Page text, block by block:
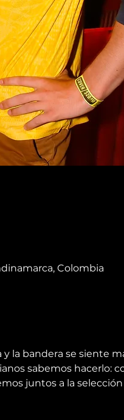
Colombia
y la bandera se siente
sabemos hacerlo:
juntos a la selección